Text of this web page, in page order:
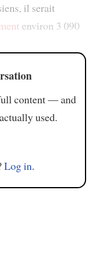
il serait
environ 3 090
content — and
used.
Log in.